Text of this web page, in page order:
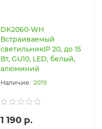
DK2060-WH
Встраиваемый
светильникIP 20, до 15
Вт, GU10, LED, белый,
алюминий
2019
1 190 р.